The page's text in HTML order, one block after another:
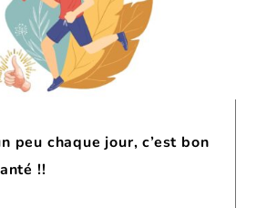
peu chaque jour, c’est bon
!!